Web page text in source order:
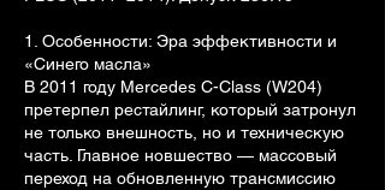
1. Особенности: Эра эффективности и
«Синего масла»
В 2011 году Mercedes C-Class (W204)
претерпел рестайлинг, который затронул
не только внешность, но и техническую
часть. Главное новшество — массовый
переход на обновленную трансмиссию